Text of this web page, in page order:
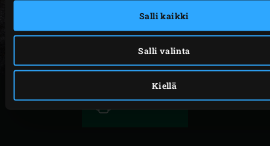
Salli kaikki
Salli valinta
Kiellä
TULOSTA